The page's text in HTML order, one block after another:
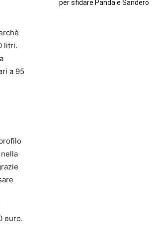
litri.
a 95
euro.
per sfidare Panda e Sandero